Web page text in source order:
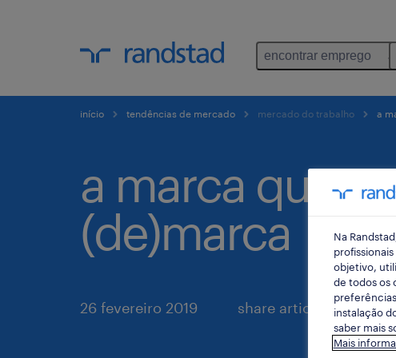
encontrar emprego
início tendências de mercado mercado do trabalho a
a marca que
(de)marca
26 fevereiro 2019 share article:
Na
objetivo,
de todos os
instalação
saber mais
Mais